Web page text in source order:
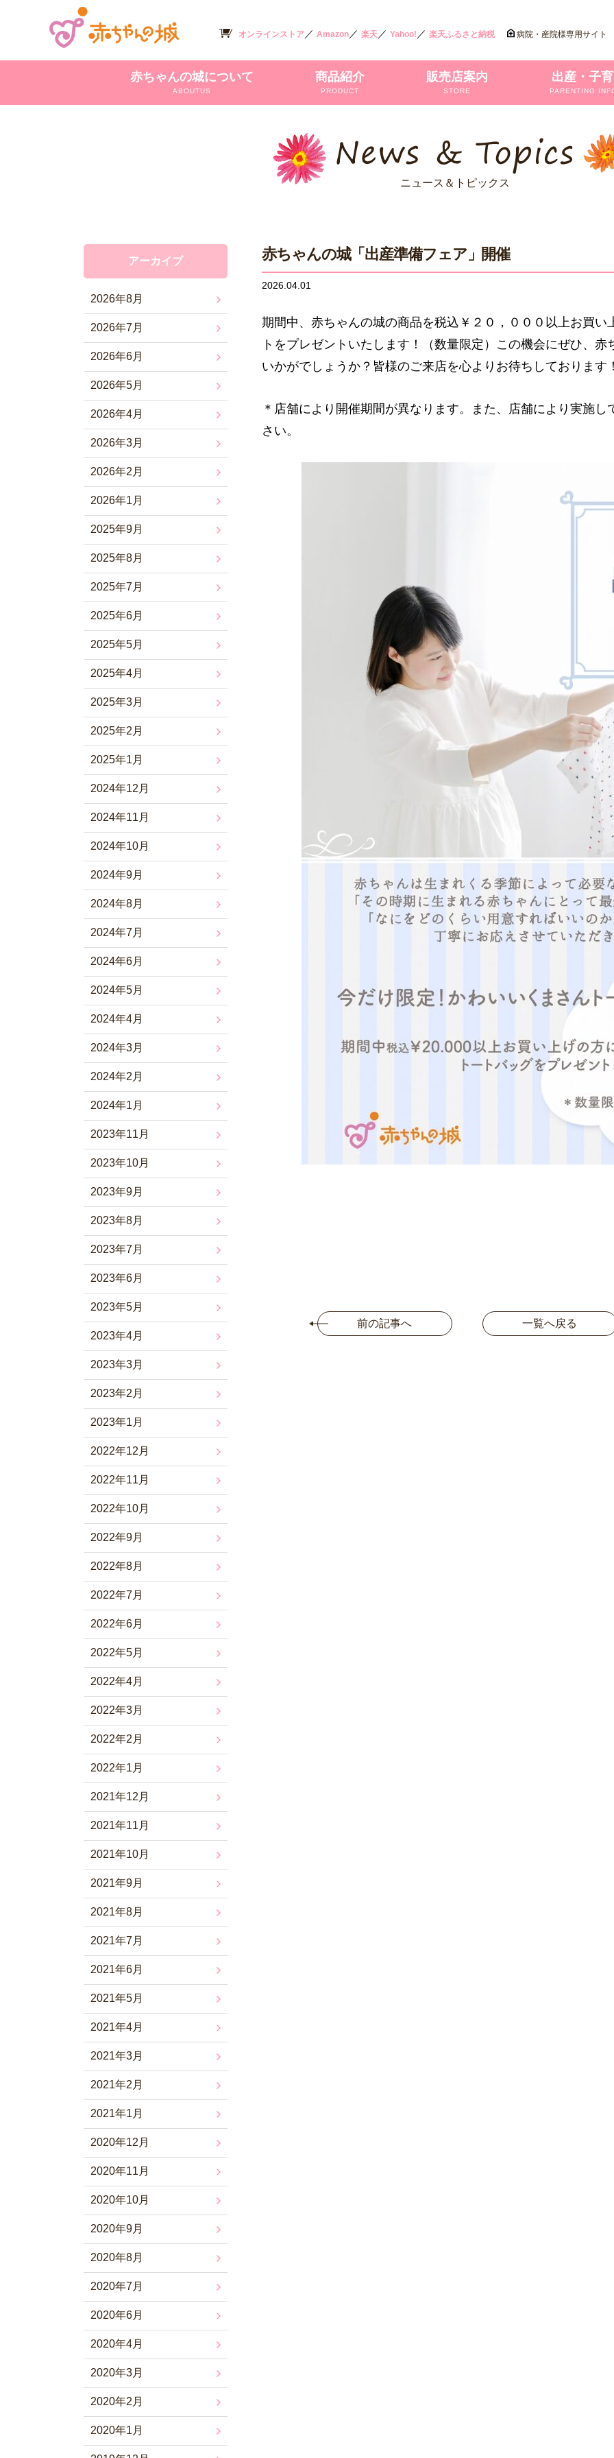
オンラインストア／ Amazon／ 楽天／ Yahoo! ／ 楽天ふるさと納税 病院・産院様専用サイト
赤ちゃんの城について
ABOUTUS
商品紹介
PRODUCT
販売店案内
STORE
出産・子
PARENTING
ニュース＆トピックス
赤ちゃんの城「出産準備フェア」開催
2026.04.01
期間中、赤ちゃんの城の商品を税込￥２０，０００以上お買
トをプレゼントいたします！（数量限定）この機会にぜひ、
いかがでしょうか？皆様のご来店を心よりお待ちしております！
＊店舗により開催期間が異なります。また、店舗により実施
さい。
前の記事へ 一覧へ戻る
アーカイブ
2026年8月
2026年7月
2026年6月
2026年5月
2026年4月
2026年3月
2026年2月
2026年1月
2025年9月
2025年8月
2025年7月
2025年6月
2025年5月
2025年4月
2025年3月
2025年2月
2025年1月
2024年12月
2024年11月
2024年10月
2024年9月
2024年8月
2024年7月
2024年6月
2024年5月
2024年4月
2024年3月
2024年2月
2024年1月
2023年11月
2023年10月
2023年9月
2023年8月
2023年7月
2023年6月
2023年5月
2023年4月
2023年3月
2023年2月
2023年1月
2022年12月
2022年11月
2022年10月
2022年9月
2022年8月
2022年7月
2022年6月
2022年5月
2022年4月
2022年3月
2022年2月
2022年1月
2021年12月
2021年11月
2021年10月
2021年9月
2021年8月
2021年7月
2021年6月
2021年5月
2021年4月
2021年3月
2021年2月
2021年1月
2020年12月
2020年11月
2020年10月
2020年9月
2020年8月
2020年7月
2020年6月
2020年4月
2020年3月
2020年2月
2020年1月